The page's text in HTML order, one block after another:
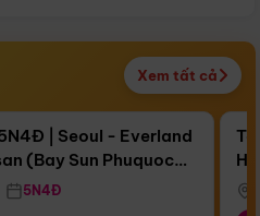
Xem tất cả
Điểm nổi bật
| Seoul - Everland
(Bay Sun Phuquoc
5N4Đ